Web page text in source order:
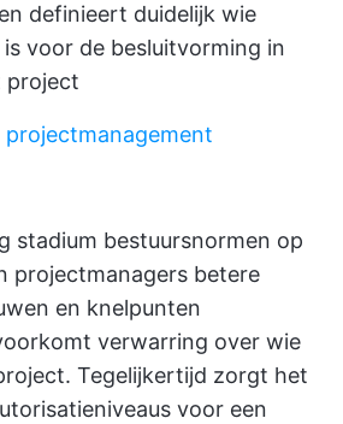
definieert duidelijk wie
voor de besluitvorming in
project
projectmanagement
stadium bestuursnormen op
projectmanagers betere
en knelpunten
verwarring over wie
Tegelijkertijd zorgt het
voor een